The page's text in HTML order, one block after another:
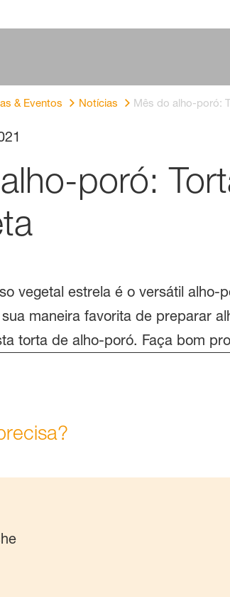
& Eventos Notícias Mês do alho-poró:
poró:
vegetal estrela é o versátil
maneira favorita de preparar
torta de alho-poró. Faça bom